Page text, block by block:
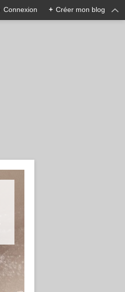
Connexion + Créer mon blog